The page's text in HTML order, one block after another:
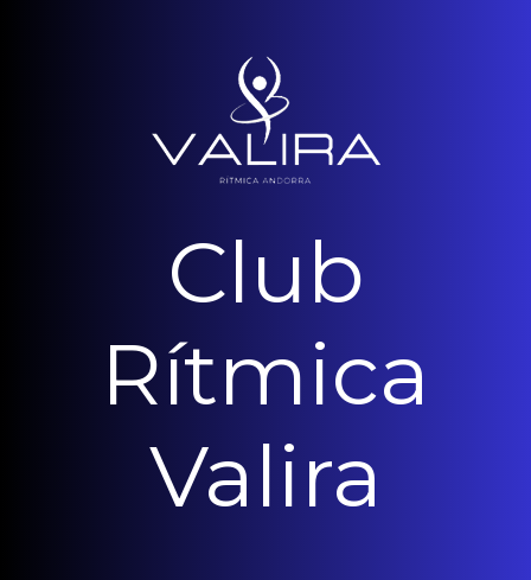
Club
Rítmica
Valira